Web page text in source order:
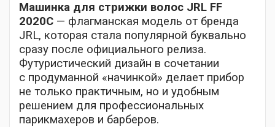
Машинка для стрижки волос JRL FF
2020C — флагманская модель от бренда
JRL, которая стала популярной буквально
сразу после официального релиза.
Футуристический дизайн в сочетании
с продуманной «начинкой» делает прибор
не только практичным, но и удобным
решением для профессиональных
парикмахеров и барберов.